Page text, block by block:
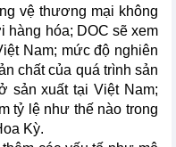
vệ thương mại không
hàng hóa; DOC sẽ xem
Nam; mức độ nghiên
chất của quá trình sản
sản xuất tại Việt Nam;
tỷ lệ như thế nào trong
Kỳ.